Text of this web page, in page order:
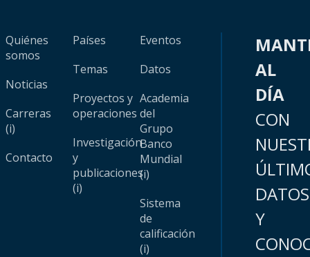
Quiénes
somos
Noticias
Carreras
(i)
Contacto
Países
Temas
Proyectos y
operaciones
Investigación
y
publicaciones
(i)
Eventos
Datos
Academia
del
Grupo
Banco
Mundial
(i)
Sistema
de
calificación
(i)
AL
DÍA
CON
DATOS
Y